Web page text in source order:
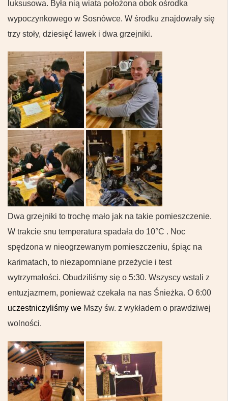
luksusowa. Była nią wiata położona obok ośrodka
wypoczynkowego w Sosnówce. W środku znajdowały się
trzy stoły, dziesięć ławek i dwa grzejniki.
Dwa grzejniki to trochę mało jak na takie pomieszczenie.
W trakcie snu temperatura spadała do 10°C . Noc
spędzona w nieogrzewanym pomieszczeniu, śpiąc na
karimatach, to niezapomniane przeżycie i test
wytrzymałości. Obudziliśmy się o 5:30. Wszyscy wstali z
entuzjazmem, ponieważ czekała na nas Śnieżka. O 6:00
uczestniczyliśmy we Mszy św. z wykładem o prawdziwej
wolności.